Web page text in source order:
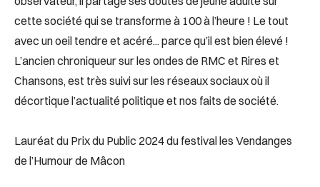
cette société qui se transforme à 100 à l’heure ! Le tout
avec un oeil tendre et acéré... parce qu’il est bien élevé !
L’ancien chroniqueur sur les ondes de RMC et Rires et
Chansons, est très suivi sur les réseaux sociaux où il
décortique l’actualité politique et nos faits de société.
Lauréat du Prix du Public 2024 du festival les Vendanges
de l’Humour de Mâcon